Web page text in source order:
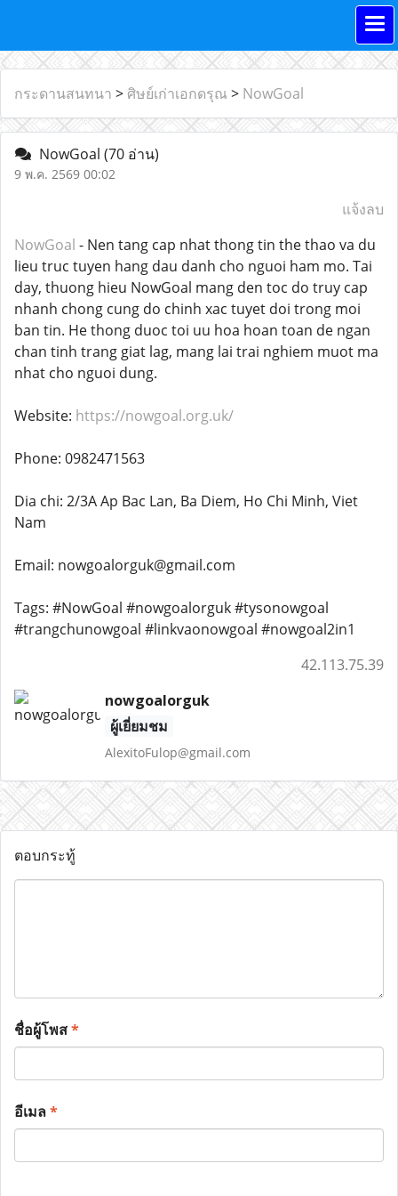
กระดานสนทนา > ศิษย์เก่าเอกดรุณ > NowGoal
NowGoal (70 อ่าน)
9 พ.ค. 2569 00:02
แจ้งลบ
NowGoal - Nen tang cap nhat thong tin the thao va du
lieu truc tuyen hang dau danh cho nguoi ham mo. Tai
day, thuong hieu NowGoal mang den toc do truy cap
nhanh chong cung do chinh xac tuyet doi trong moi
ban tin. He thong duoc toi uu hoa hoan toan de ngan
chan tinh trang giat lag, mang lai trai nghiem muot ma
nhat cho nguoi dung.
Website: https://nowgoal.org.uk/
Phone: 0982471563
Dia chi: 2/3A Ap Bac Lan, Ba Diem, Ho Chi Minh, Viet
Nam
Email: nowgoalorguk@gmail.com
Tags: #NowGoal #nowgoalorguk #tysonowgoal
#trangchunowgoal #linkvaonowgoal #nowgoal2in1
42.113.75.39
nowgoalorguk
ผู้เยี่ยมชม
AlexitoFulop@gmail.com
ตอบกระทู้
ชื่อผู้โพส*
อีเมล*